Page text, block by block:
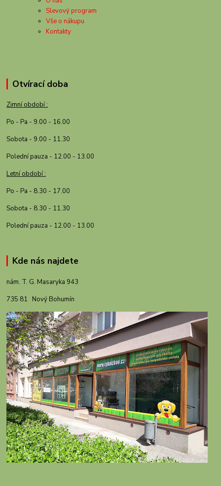
Slevový program
Vše o nákupu
Kontakty
Otvírací doba
Zimní období :
Po - Pa - 9.00 - 16.00
Sobota - 9.00 - 11.30
Polední pauza - 12.00 - 13.00
Letní období :
Po - Pa - 8.30 - 17.00
Sobota - 8.30 - 11.30
Polední pauza - 12.00 - 13.00
Kde nás najdete
nám. T. G. Masaryka 943
735 81 Nový Bohumín